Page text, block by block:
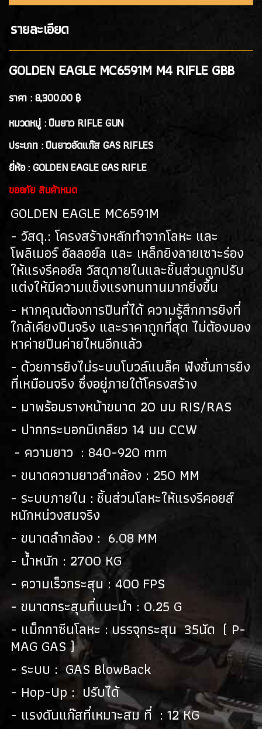
BLANK CARTRIDGE(10)
SCOPE/ GAS/อุปกรณ์เสริม
GAS/กระสุนบีบีกัน(47)
SCOPE , RED DOT(38)
อุปกรณ์เสริม (33)
รายละเอียด
GOLDEN EAGLE MC6591M M4 RIFLE GBB
ราคา :8,300.00 ฿
หมวดหมู่ : ปืนยาว RIFLE GUN
ประเภท : ปืนยาวอัดแก๊ส GAS RIFLES
ยี่ห้อ : GOLDEN EAGLE GAS RIFLE
ขออภัย สินค้าหมด
GOLDEN EAGLE MC6591M
- วัสดุ.: โครงสร้างหลักทำจากโลหะ และ
โพลิเมอร์ อัลลอย์ล และ เหล็กยิงลายเซาะร่อง
ให้แรงรีคอย์ล วัสดุภายในและชิ้นส่วนถูกปรับ
แต่งให้มีความแข็งแรงทนทานมากยิ่งขึ้น
- หากคุณต้องการปืนที่ได้ ความรู้สึกการยิงที่
ใกล้เคียงปืนจริง และราคาถูกที่สุด ไม่ต้องมอง
หาค่ายปืนค่ายไหนอีกแล้ว
- ด้วยการยิงไม่ระบบโบวล์แบล็ค ฟังชั่นการยิง
ที่เหมือนจริง ซึ่งอยู่ภายใต้โครงสร้าง
- มาพร้อมรางหน้าขนาด 20 มม RIS/RAS
- ปากกระบอกมีเกลียว 14 มม CCW
- ความยาว : 840-920 mm
- ขนาดความยาวลำกล้อง : 250 MM
- ระบบภายใน : ชิ้นส่วนโลหะให้แรงรีคอยส์
หนักหน่วงสมจริง
- ขนาดลำกล้อง : 6.08 MM
- น้ำหนัก : 2700 KG
- ความเร็วกระสุน : 400 FPS
- ขนาดกระสุนที่แนะนำ : 0.25 G
- แม็กกาซีนโลหะ : บรรจุกระสุน 35นัด ( P-
MAG GAS )
- ระบบ : GAS BlowBack
- Hop-Up : ปรับได้
- แรงดันแก๊สที่เหมาะสม ที่ : 12 KG